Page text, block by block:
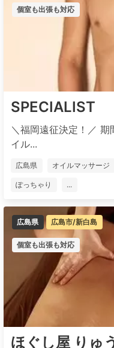
個室も出張も対応
SPECIALIST
＼福岡遠征決定！／
イル...
広島県 オイルマッサージ
ぽっちゃり ...
広島県 広島市/新白島
個室も出張も対応
ほぐし屋 りゅ